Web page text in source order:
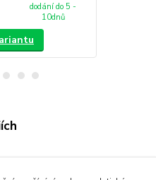
dodání do 5 -
10dnů